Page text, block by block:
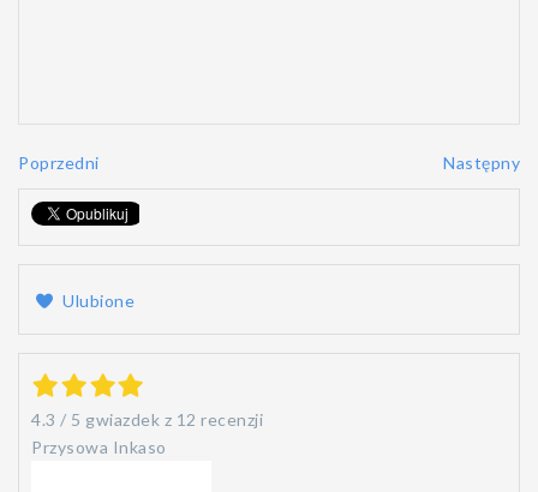
Poprzedni Następny
Ulubione
4.3 / 5 gwiazdek z 12 recenzji
Przysowa Inkaso